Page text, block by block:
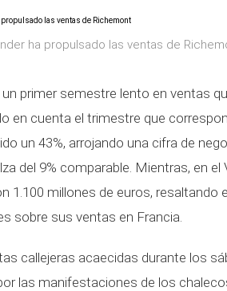
ha propulsado las ventas de
primer semestre lento en ventas
en cuenta el trimestre que
un 43%, arrojando una cifra de
del 9% comparable. Mientras, en el
1.100 millones de euros, resaltando
sobre sus ventas en Francia.
callejeras acaecidas durante los
las manifestaciones de los